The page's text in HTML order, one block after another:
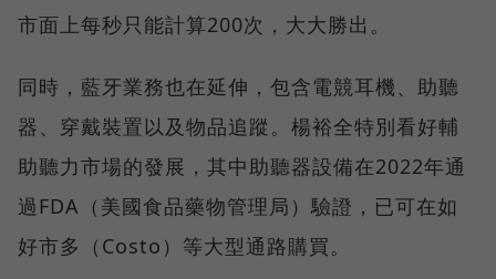
市面上每秒只能計算200次，大大勝出。
同時，藍牙業務也在延伸，包含電競耳機、助聽
器、穿戴裝置以及物品追蹤。楊裕全特別看好輔
助聽力市場的發展，其中助聽器設備在2022年通
過FDA（美國食品藥物管理局）驗證，已可在如
好市多（Costo）等大型通路購買。